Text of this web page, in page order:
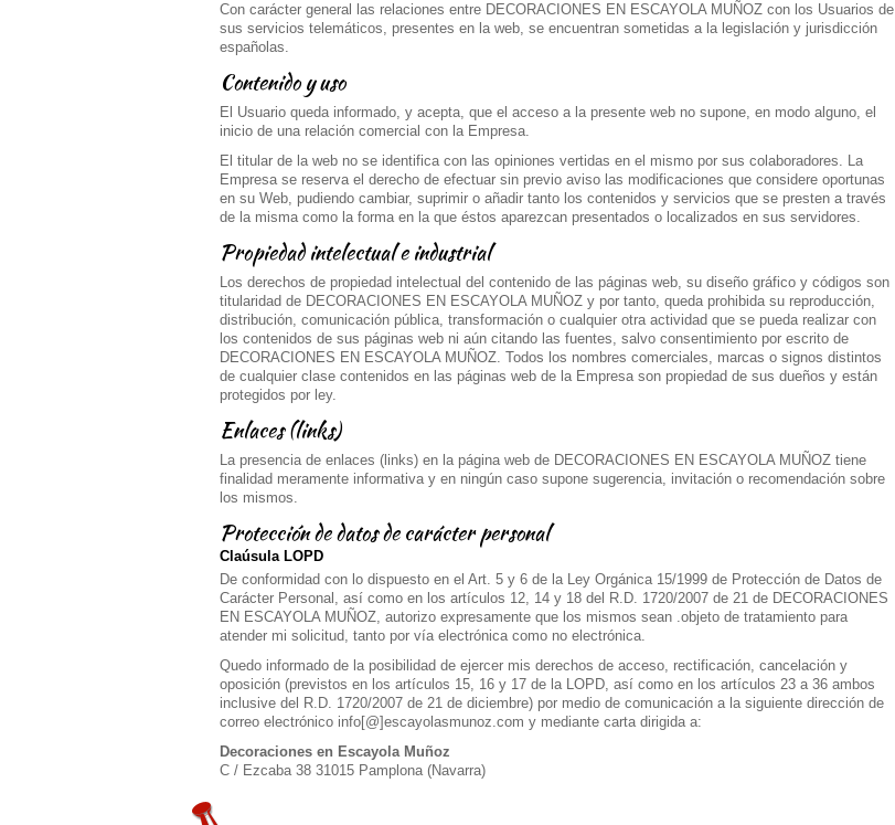
Con carácter general las relaciones entre DECORACIONES EN ESCAYOLA MUÑOZ con los Usuarios de
sus servicios telemáticos, presentes en la web, se encuentran sometidas a la legislación y jurisdicción
españolas.
Contenido y uso
El Usuario queda informado, y acepta, que el acceso a la presente web no supone, en modo alguno, el
inicio de una relación comercial con la Empresa.
El titular de la web no se identifica con las opiniones vertidas en el mismo por sus colaboradores. La
Empresa se reserva el derecho de efectuar sin previo aviso las modificaciones que considere oportunas
en su Web, pudiendo cambiar, suprimir o añadir tanto los contenidos y servicios que se presten a través
de la misma como la forma en la que éstos aparezcan presentados o localizados en sus servidores.
Propiedad intelectual e industrial
Los derechos de propiedad intelectual del contenido de las páginas web, su diseño gráfico y códigos son
titularidad de DECORACIONES EN ESCAYOLA MUÑOZ y por tanto, queda prohibida su reproducción,
distribución, comunicación pública, transformación o cualquier otra actividad que se pueda realizar con
los contenidos de sus páginas web ni aún citando las fuentes, salvo consentimiento por escrito de
DECORACIONES EN ESCAYOLA MUÑOZ. Todos los nombres comerciales, marcas o signos distintos
de cualquier clase contenidos en las páginas web de la Empresa son propiedad de sus dueños y están
protegidos por ley.
Enlaces (links)
La presencia de enlaces (links) en la página web de DECORACIONES EN ESCAYOLA MUÑOZ tiene
finalidad meramente informativa y en ningún caso supone sugerencia, invitación o recomendación sobre
los mismos.
Protección de datos de carácter personal
Claúsula LOPD
De conformidad con lo dispuesto en el Art. 5 y 6 de la Ley Orgánica 15/1999 de Protección de Datos de
Carácter Personal, así como en los artículos 12, 14 y 18 del R.D. 1720/2007 de 21 de DECORACIONES
EN ESCAYOLA MUÑOZ, autorizo expresamente que los mismos sean .objeto de tratamiento para
atender mi solicitud, tanto por vía electrónica como no electrónica.
Quedo informado de la posibilidad de ejercer mis derechos de acceso, rectificación, cancelación y
oposición (previstos en los artículos 15, 16 y 17 de la LOPD, así como en los artículos 23 a 36 ambos
inclusive del R.D. 1720/2007 de 21 de diciembre) por medio de comunicación a la siguiente dirección de
correo electrónico info[@]escayolasmunoz.com y mediante carta dirigida a:
Decoraciones en Escayola Muñoz
C / Ezcaba 38 31015 Pamplona (Navarra)